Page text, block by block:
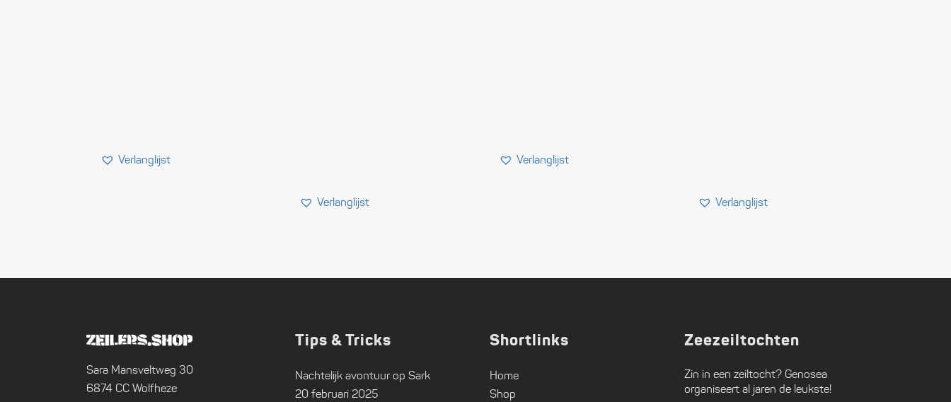
Sara Mansveltweg 30
6874 CC Wolfheze
Tips & Tricks
Nachtelijk avontuur op Sark
20 februari 2025
Shortlinks
Home
Shop
Zeezeiltochten
Zin in een zeiltocht? Genosea
organiseert al jaren de leukste!